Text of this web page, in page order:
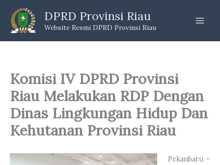
content
DPRD Provinsi Riau
Website Resmi DPRD Provinsi Riau
Komisi IV DPRD Provinsi
Riau Melakukan RDP Dengan
Dinas Lingkungan Hidup Dan
Kehutanan Provinsi Riau
Pekanbaru –